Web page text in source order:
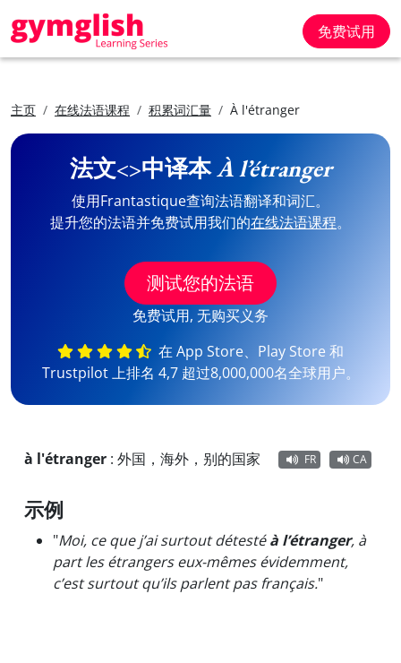
免费试用
主页 在线法语课程 积累词汇量 À l'étranger
法文<>中译本À l’étranger
使用Frantastique查询法语翻译和词汇。
提升您的法语并免费试用我们的在线法语课程。
测试您的法语
免费试用, 无购买义务
在 App Store、Play Store 和
Trustpilot 上排名 4,7 超过8,000,000名全球用户。
à l'étranger : 外国，海外，别的国家 FR CA
示例
"Moi, ce que j’ai surtout détestéà l’étranger, à
part les étrangers eux-mêmes évidemment,
c’est surtout qu’ils parlent pas français."